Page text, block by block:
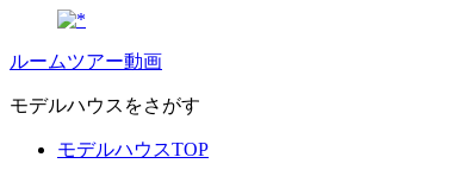
ルームツアー動画
モデルハウスをさがす
モデルハウスTOP